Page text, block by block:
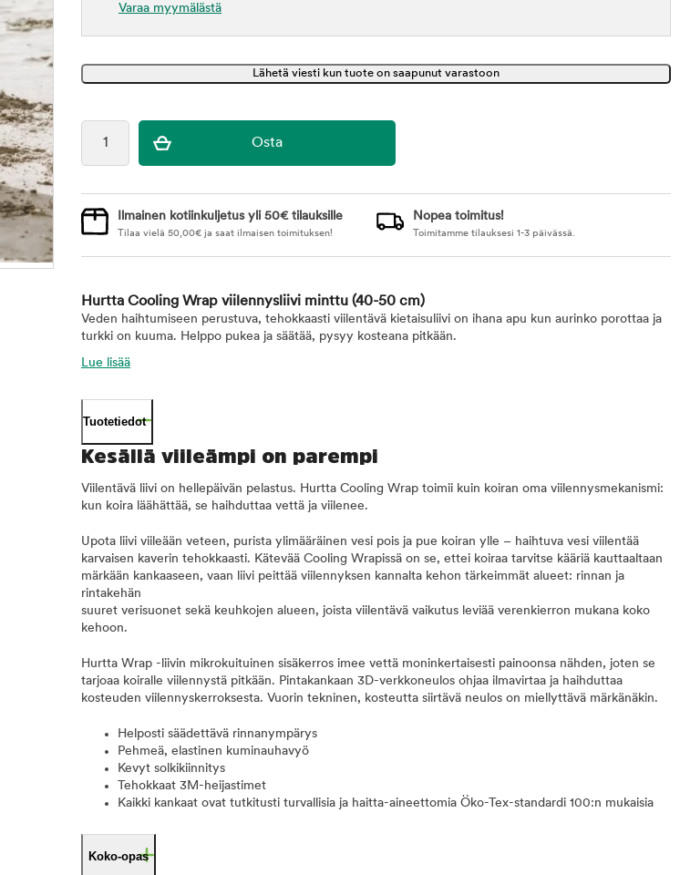
Varaa myymälästä
Ilmainen kotiinkuljetus yli 50€ tilauksille
Tilaa vielä 50,00€ ja saat ilmaisen toimituksen!
Nopea toimitus!
Toimitamme tilauksesi 1-3 päivässä.
Hurtta Cooling Wrap viilennysliivi minttu (40-50 cm)
Veden haihtumiseen perustuva, tehokkaasti viilentävä kietaisuliivi on ihana apu kun aurinko porottaa ja
turkki on kuuma. Helppo pukea ja säätää, pysyy kosteana pitkään.
Lue lisää
Tuotetiedot
Kesällä viileämpi on parempi
Viilentävä liivi on hellepäivän pelastus. Hurtta Cooling Wrap toimii kuin koiran oma viilennysmekanismi:
kun koira läähättää, se haihduttaa vettä ja viilenee.
Upota liivi viileään veteen, purista ylimääräinen vesi pois ja pue koiran ylle – haihtuva vesi viilentää
karvaisen kaverin tehokkaasti. Kätevää Cooling Wrapissä on se, ettei koiraa tarvitse kääriä kauttaaltaan
märkään kankaaseen, vaan liivi peittää viilennyksen kannalta kehon tärkeimmät alueet: rinnan ja
rintakehän
suuret verisuonet sekä keuhkojen alueen, joista viilentävä vaikutus leviää verenkierron mukana koko
kehoon.
Hurtta Wrap -liivin mikrokuituinen sisäkerros imee vettä moninkertaisesti painoonsa nähden, joten se
tarjoaa koiralle viilennystä pitkään. Pintakankaan 3D-verkkoneulos ohjaa ilmavirtaa ja haihduttaa
kosteuden viilennyskerroksesta. Vuorin tekninen, kosteutta siirtävä neulos on miellyttävä märkänäkin.
Helposti säädettävä rinnanympärys
Pehmeä, elastinen kuminauhavyö
Kevyt solkikiinnitys
Tehokkaat 3M-heijastimet
Kaikki kankaat ovat tutkitusti turvallisia ja haitta-aineettomia Öko-Tex-standardi 100:n mukaisia
Koko-opas